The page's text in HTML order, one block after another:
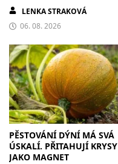
LENKA STRAKOVÁ
06. 08. 2026
PĚSTOVÁNÍ DÝNÍ MÁ SVÁ
ÚSKALÍ. PŘITAHUJÍ KRYSY
JAKO MAGNET